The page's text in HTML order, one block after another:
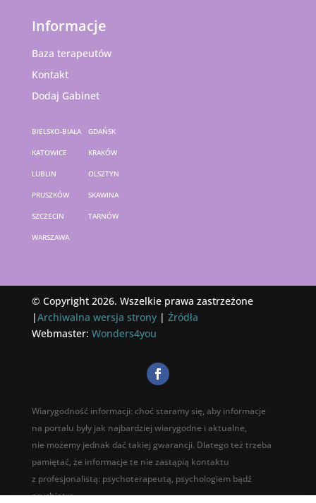
Informacje
Baza terapeutów
Kontakt
Dodaj Gabinet
BIELSKO-BIAŁA GDAŃSK
KATOWICE KRAKÓW
LUBLIN OLSZTYN
PRUSZKÓW SKAWINA
SZCZECIN TARNÓW
WARSZAWA
© Copyright 2026. Wszelkie prawa zastrzeżone
|Archiwalna wersja strony| Źródła
Webmaster: Wonders4you
Wiarygodność informacji: choć staramy się, aby informacje
na portalu były jak najbardziej wiarygodne i aktualne,
nie możemy jednak dać takiej gwarancji. Dlatego też trzeba
pamiętać, że informacje te nie zastąpią kontaktu
z profesjonalistą: psychoterapeutą, psychologiem bądź
psychiatrą.